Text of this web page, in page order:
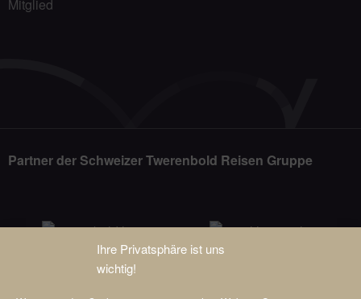
Ihre Privatsphäre ist uns
wichtig!
Partner der Schweizer Twerenbold Reisen Gruppe